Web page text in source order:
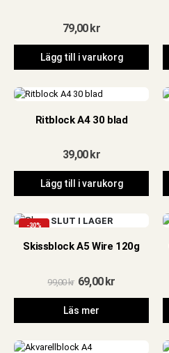
79,00kr
Lägg till i varukorg
Ritblock A4 30 blad
39,00kr
Lägg till i varukorg
-30% SLUT I LAGER
Skissblock A5 Wire 120g
99,00kr Det
ursprungliga
var:
99,00 kr.
69,00krDet
69,00 kr.
Läs mer